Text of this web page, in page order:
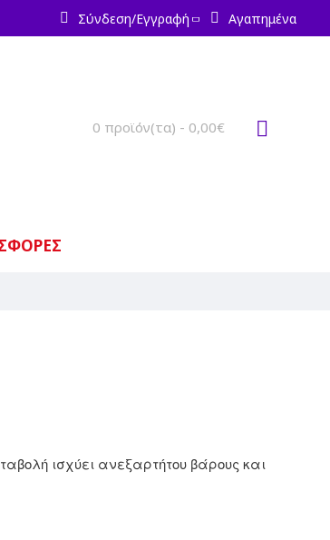
Σύνδεση/Εγγραφή Αγαπημένα
0 προϊόν(τα) - 0,00€
ισχύει ανεξαρτήτου βάρους και